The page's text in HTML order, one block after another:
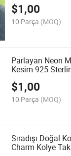
$1,00
10 Parça (MOQ)
Parlayan Neon
Kesim 925
$1,00
10 Parça (MOQ)
Sıradışı Doğal
Charm Kolye